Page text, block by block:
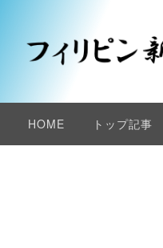
HOME トップ記事